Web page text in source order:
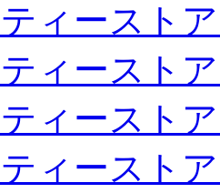
ィースト
ィースト
ィースト
ィースト